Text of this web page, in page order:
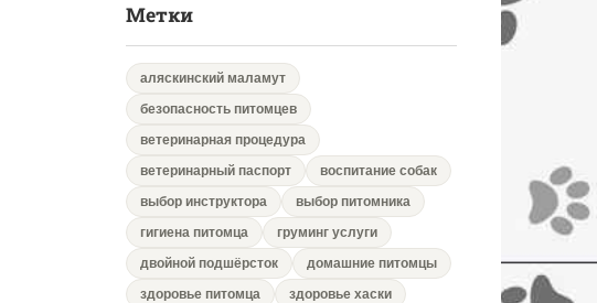
Метки
аляскинский маламут
безопасность питомцев
ветеринарная процедура
ветеринарный паспорт
воспитание собак
выбор инструктора
выбор питомника
гигиена питомца
груминг услуги
двойной подшёрсток
домашние питомцы
здоровье питомца
здоровье хаски